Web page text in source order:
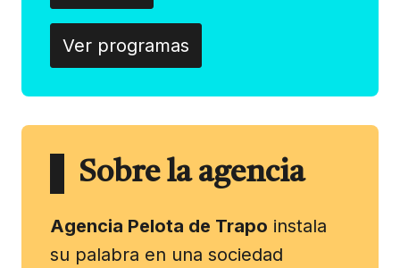
Ver programas
Sobre la agencia
Agencia Pelota de Trapo instala
su palabra en una sociedad